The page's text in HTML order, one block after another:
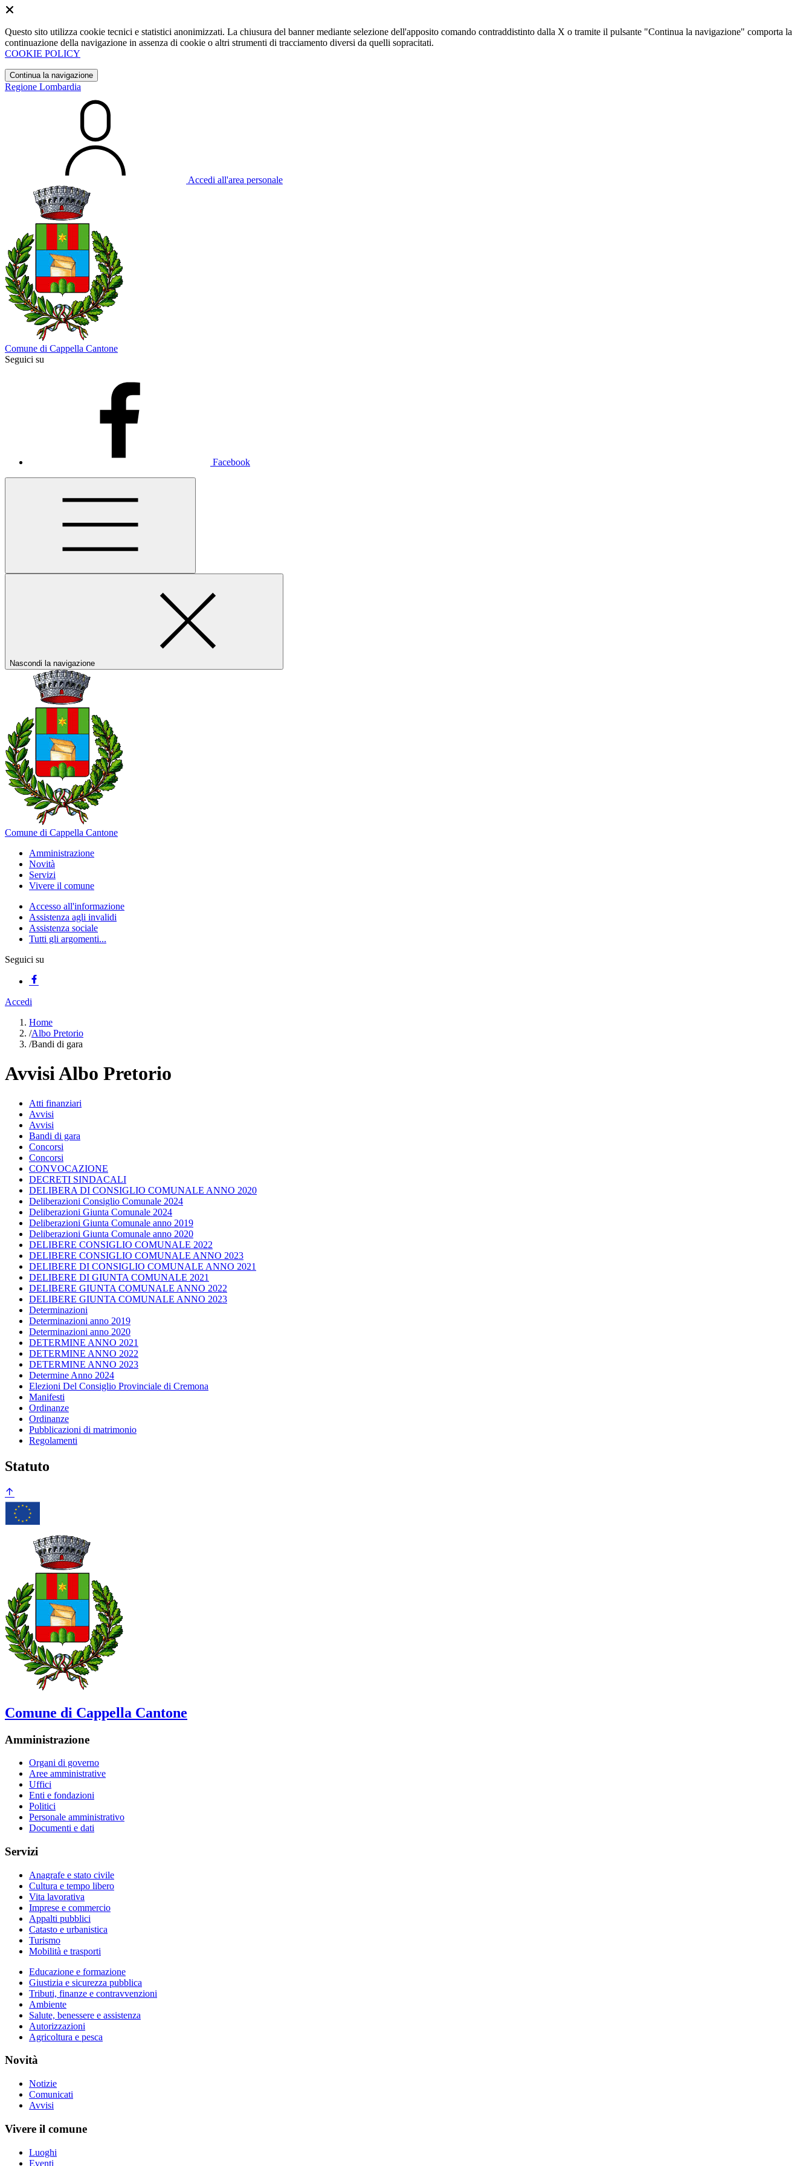
Questo sito utilizza cookie tecnici e statistici anonimizzati. La chiusura del banner mediante selezione dell'apposito comando contraddistinto dalla X o tramite il pulsante "Continua la navigazione" comporta la
continuazione della navigazione in assenza di cookie o altri strumenti di tracciamento diversi da quelli sopracitati.
COOKIE POLICY
Continua la navigazione
Regione Lombardia
Accedi all'area personale
Comune di Cappella Cantone
Seguici su
Facebook
Nascondi la navigazione
Comune di Cappella Cantone
Amministrazione
Novità
Servizi
Vivere il comune
Accesso all'informazione
Assistenza agli invalidi
Assistenza sociale
Tutti gli argomenti...
Seguici su
Accedi
Home
/Albo Pretorio
/Bandi di gara
Avvisi Albo Pretorio
Atti finanziari
Avvisi
Avvisi
Bandi di gara
Concorsi
Concorsi
CONVOCAZIONE
DECRETI SINDACALI
DELIBERA DI CONSIGLIO COMUNALE ANNO 2020
Deliberazioni Consiglio Comunale 2024
Deliberazioni Giunta Comunale 2024
Deliberazioni Giunta Comunale anno 2019
Deliberazioni Giunta Comunale anno 2020
DELIBERE CONSIGLIO COMUNALE 2022
DELIBERE CONSIGLIO COMUNALE ANNO 2023
DELIBERE DI CONSIGLIO COMUNALE ANNO 2021
DELIBERE DI GIUNTA COMUNALE 2021
DELIBERE GIUNTA COMUNALE ANNO 2022
DELIBERE GIUNTA COMUNALE ANNO 2023
Determinazioni
Determinazioni anno 2019
Determinazioni anno 2020
DETERMINE ANNO 2021
DETERMINE ANNO 2022
DETERMINE ANNO 2023
Determine Anno 2024
Elezioni Del Consiglio Provinciale di Cremona
Manifesti
Ordinanze
Ordinanze
Pubblicazioni di matrimonio
Regolamenti
Statuto
Comune di Cappella Cantone
Amministrazione
Organi di governo
Aree amministrative
Uffici
Enti e fondazioni
Politici
Personale amministrativo
Documenti e dati
Servizi
Anagrafe e stato civile
Cultura e tempo libero
Vita lavorativa
Imprese e commercio
Appalti pubblici
Catasto e urbanistica
Turismo
Mobilità e trasporti
Educazione e formazione
Giustizia e sicurezza pubblica
Tributi, finanze e contravvenzioni
Ambiente
Salute, benessere e assistenza
Autorizzazioni
Agricoltura e pesca
Novità
Notizie
Comunicati
Avvisi
Vivere il comune
Luoghi
Eventi